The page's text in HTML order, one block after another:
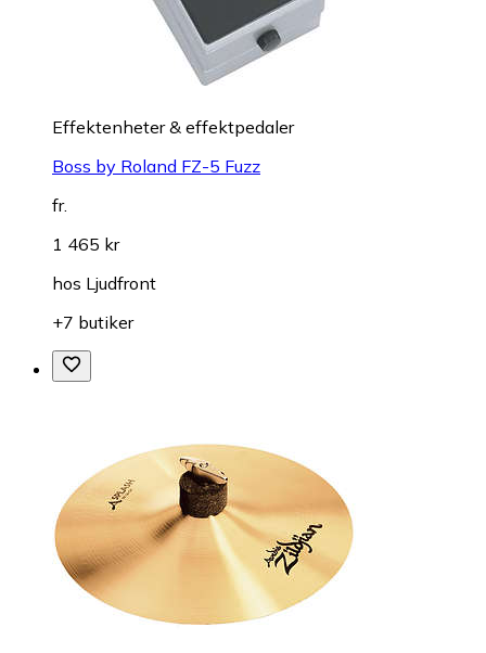
Effektenheter & effektpedaler
Boss by Roland FZ-5 Fuzz
fr.
1 465 kr
hos Ljudfront
+7 butiker